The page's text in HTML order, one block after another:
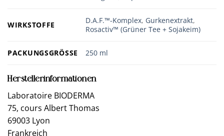
WIRKSTOFFE D.A.F.™-Komplex, Gurkenextrakt,
Rosactiv™ (Grüner Tee + Sojakeim)
PACKUNGSGRÖSSE 250 ml
Herstellerinformationen
Laboratoire BIODERMA
75, cours Albert Thomas
69003 Lyon
Frankreich